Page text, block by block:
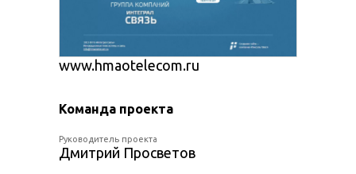
www.hmaotelecom.ru
Команда проекта
Руководитель проекта
Дмитрий Просветов